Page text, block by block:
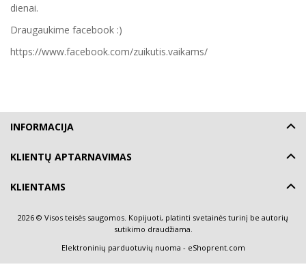
dienai.
Draugaukime facebook :)
https://www.facebook.com/zuikutis.vaikams/
INFORMACIJA
KLIENTŲ APTARNAVIMAS
KLIENTAMS
2026 © Visos teisės saugomos. Kopijuoti, platinti svetainės turinį be autorių
sutikimo draudžiama.
Elektroninių parduotuvių nuoma - eShoprent.com